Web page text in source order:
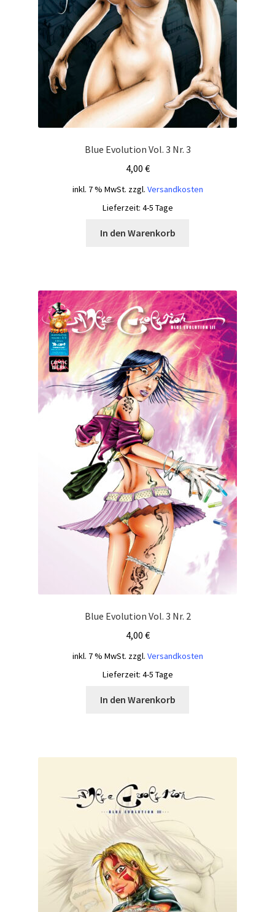
Blue Evolution Vol. 3 Nr. 3
4,00 €
inkl. 7 % MwSt. zzgl. Versandkosten
Lieferzeit: 4-5 Tage
In den Warenkorb
Blue Evolution Vol. 3 Nr. 2
4,00 €
inkl. 7 % MwSt. zzgl. Versandkosten
Lieferzeit: 4-5 Tage
In den Warenkorb